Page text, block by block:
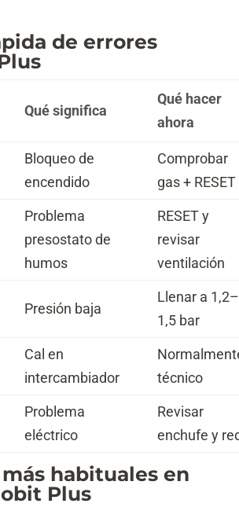
de errores
Qué significa
Qué hacer
ahora
Bloqueo de
encendido
Comprobar
gas + RESET
Problema
presostato de
humos
RESET y
revisar
ventilación
Presión baja
Llenar a 1,2–
1,5 bar
Cal en
intercambiador
técnico
Problema
eléctrico
Revisar
enchufe y
habituales en
Plus